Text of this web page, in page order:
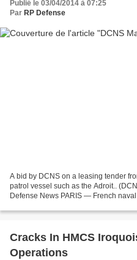
Publié le 03/04/2014 à 07:25
Par RP Defense
A bid by DCNS on a leasing tender
patrol vessel such as the Adroit..
Defense News PARIS — French
Cracks In HMCS
Operations